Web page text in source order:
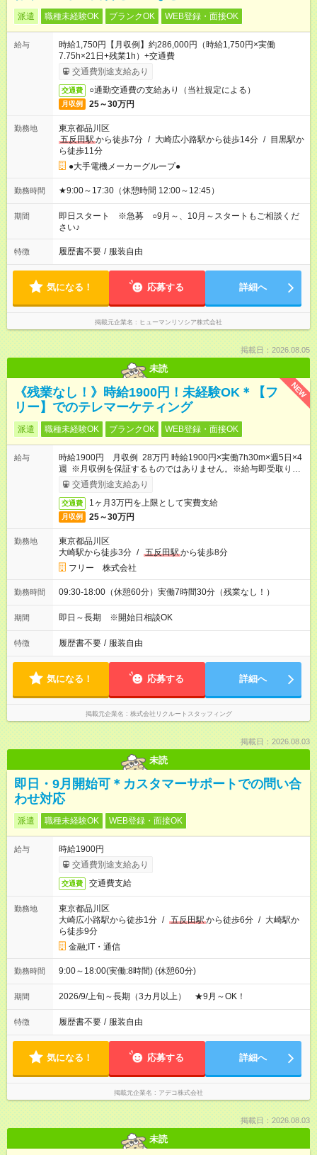
派遣 職種未経験OK ブランクOK WEB登録・面接OK
給与
時給1,750円【月収例】約286,000円（時給1,750円×実働
7.75h×21日+残業1h）+交通費
交通費別途支給あり
交通費 ○通勤交通費の支給あり（当社規定による）
月収例 25～30万円
勤務地
東京都品川区
五反田駅から徒歩7分 / 大崎広小路駅から徒歩14分 / 目黒駅か
ら徒歩11分
●大手電機メーカーグループ●
勤務時間 ★9:00～17:30（休憩時間 12:00～12:45）
期間
即日スタート ※急募 ○9月～、10月～スタートもご相談くだ
さい♪
特徴 履歴書不要 / 服装自由
気になる！ 応募する 詳細へ
掲載元企業名 ヒューマンリソシア株式会社
掲載日：2026.08.05
未読
NEW
《残業なし！》時給1900円！未経験OK＊【フ
リー】でのテレマーケティング
派遣 職種未経験OK ブランクOK WEB登録・面接OK
給与
時給1900円 月収例 28万円 時給1900円×実働7h30m×週5日×4
週 ※月収例を保証するものではありません。※給与即受取りサ
ービス利用可（利用条件有）
交通費別途支給あり
交通費 1ヶ月3万円を上限として実費支給
月収例 25～30万円
勤務地
東京都品川区
大崎駅から徒歩3分 / 五反田駅から徒歩8分
フリー 株式会社
勤務時間 09:30-18:00（休憩60分）実働7時間30分（残業なし！）
期間 即日～長期 ※開始日相談OK
特徴 履歴書不要 / 服装自由
気になる！ 応募する 詳細へ
掲載元企業名 株式会社リクルートスタッフィング
掲載日：2026.08.03
未読
即日・9月開始可＊カスタマーサポートでの問い合
わせ対応
派遣 職種未経験OK WEB登録・面接OK
給与
時給1900円
交通費別途支給あり
交通費 交通費支給
勤務地
東京都品川区
大崎広小路駅から徒歩1分 / 五反田駅から徒歩6分 / 大崎駅か
ら徒歩9分
金融;IT・通信
勤務時間 9:00～18:00(実働:8時間) (休憩60分)
期間 2026/9/上旬～長期（3カ月以上） ★9月～OK！
特徴 履歴書不要 / 服装自由
気になる！ 応募する 詳細へ
掲載元企業名 アデコ株式会社
掲載日：2026.08.03
未読